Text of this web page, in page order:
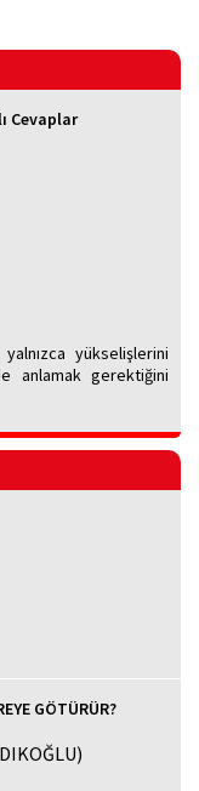
Cevaplar
yükselişlerini
anlamak gerektiğini
GÖTÜRÜR?